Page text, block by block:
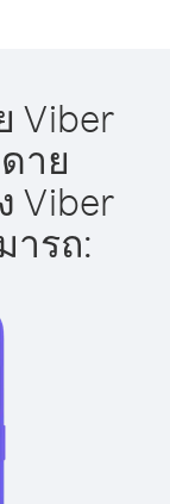
Viber
าย
Viber
ารถ: